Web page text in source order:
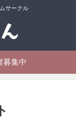
サークル
募集中